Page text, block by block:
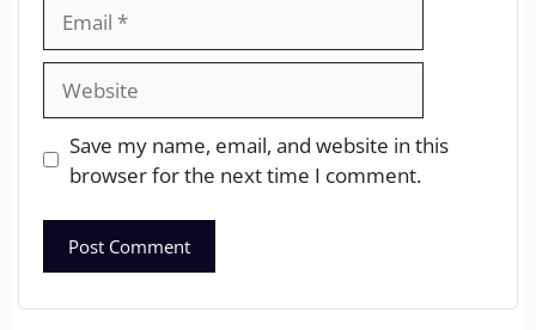
Save my name, email, and website in this
browser for the next time I comment.